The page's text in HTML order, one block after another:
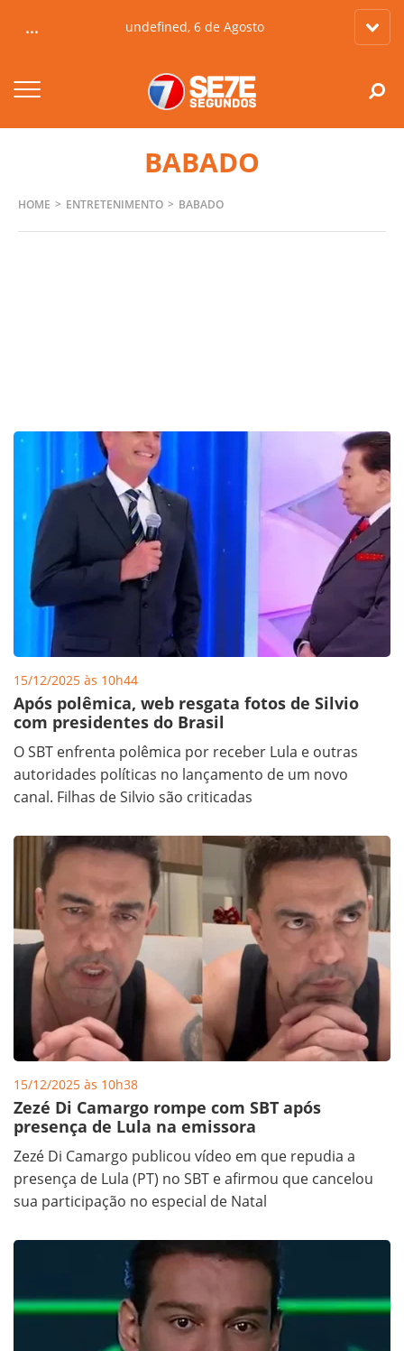
... undefined, 6 de Agosto
HOME ENTRETENIMENTO BABADO
BABADO
15/12/2025 às 10h44
Após polêmica, web resgata fotos de Silvio
com presidentes do Brasil
O SBT enfrenta polêmica por receber Lula e outras
autoridades políticas no lançamento de um novo
canal. Filhas de Silvio são criticadas
15/12/2025 às 10h38
Zezé Di Camargo rompe com SBT após
presença de Lula na emissora
Zezé Di Camargo publicou vídeo em que repudia a
presença de Lula (PT) no SBT e afirmou que cancelou
sua participação no especial de Natal